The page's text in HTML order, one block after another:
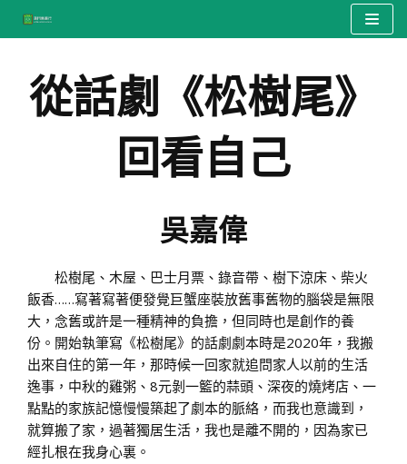
content
從話劇《松樹尾》
回看自己
吳嘉偉
松樹尾、木屋、巴士月票、錄音帶、樹下涼床、柴火
飯香……寫著寫著便發覺巨蟹座裝放舊事舊物的腦袋是無限
大，念舊或許是一種精神的負擔，但同時也是創作的養
份。開始執筆寫《松樹尾》的話劇劇本時是2020年，我搬
出來自住的第一年，那時候一回家就追問家人以前的生活
逸事，中秋的雞粥、8元剝一籃的蒜頭、深夜的燒烤店、一
點點的家族記憶慢慢築起了劇本的脈絡，而我也意識到，
就算搬了家，過著獨居生活，我也是離不開的，因為家已
經扎根在我身心裏。